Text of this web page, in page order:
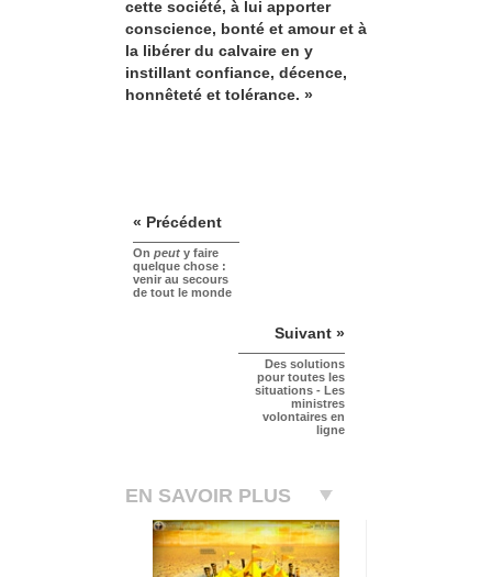
cette société, à lui apporter
conscience, bonté et amour et à
la libérer du calvaire en y
instillant confiance, décence,
honnêteté et tolérance. »
« Précédent
On peut y faire
quelque chose :
venir au secours
de tout le monde
Suivant »
Des solutions
pour toutes les
situations - Les
ministres
volontaires en
ligne
EN SAVOIR PLUS